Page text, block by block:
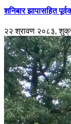
शनिबार झापासहित
२२ श्रावण २०८३,